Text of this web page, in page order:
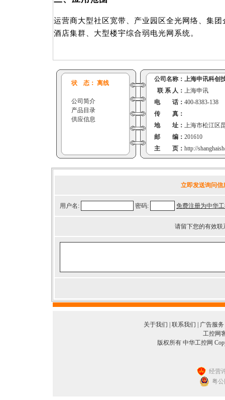
运营商大型社区宽带、产业园区全光网络、集
酒店集群、大型楼宇综合弱电光网系统。
状 态： 离线
公司简介
产品目录
供应信息
公司名称： 上海申讯科创
联 系 人： 上海申讯
电 话： 400-8383-138
传 真：
地 址： 上海市松江区
邮 编： 201610
主 页： http://
立即发送询问信
用户名: 密码: 免费注册为中华
请留下您的有效
关于我们 联系我们 广告服务
工控网
版权所有 中华工控网
经营
粤公